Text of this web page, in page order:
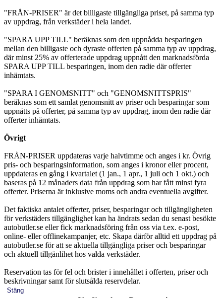
"FRÅN-PRISER" är det billigaste tillgängliga priset, på samma typ
av uppdrag, från verkstäder i hela landet.
"SPARA UPP TILL" beräknas som den uppnådda besparingen
mellan den billigaste och dyraste offerten på samma typ av uppdrag,
där minst 25% av offerterade uppdrag uppnått den marknadsförda
SPARA UPP TILL besparingen, inom den radie där offerter
inhämtats.
"SPARA I GENOMSNITT" och "GENOMSNITTSPRIS"
beräknas som ett samlat genomsnitt av priser och besparingar som
uppnåtts på offerter, på samma typ av uppdrag, inom den radie där
offerter inhämtats.
Övrigt
FRÅN-PRISER uppdateras varje halvtimme och anges i kr. Övrig
pris- och besparingsinformation, som anges i kronor eller procent,
uppdateras en gång i kvartalet (1 jan., 1 apr., 1 juli och 1 okt.) och
baseras på 12 månaders data från uppdrag som har fått minst fyra
offerter. Priserna är inklusive moms och andra eventuella avgifter.
Det faktiska antalet offerter, priser, besparingar och tillgängligheten
för verkstäders tillgänglighet kan ha ändrats sedan du senast besökte
autobutler.se eller fick marknadsföring från oss via t.ex. e-post,
online- eller offlinekampanjer, etc. Skapa därför alltid ett uppdrag på
autobutler.se för att se aktuella tillgängliga priser och besparingar
och aktuell tillgänlihet hos valda verkstäder.
Reservation tas för fel och brister i innehållet i offerten, priser och
beskrivningar samt för slutsålda reservdelar.
Stäng